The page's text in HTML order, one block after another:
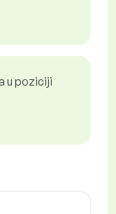
u poziciji